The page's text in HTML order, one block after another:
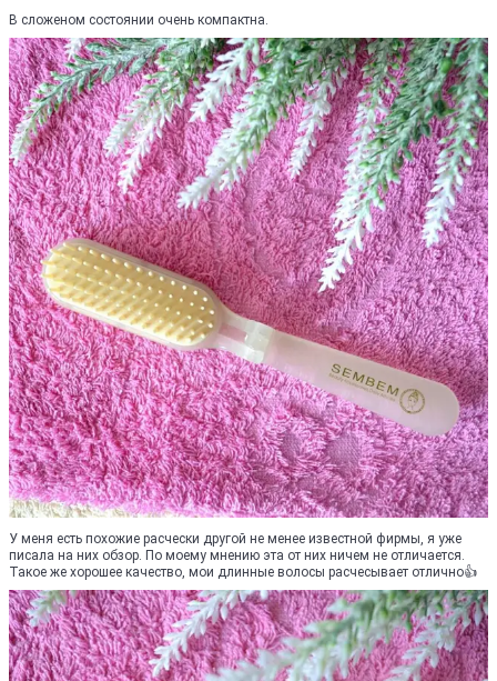
В сложеном состоянии очень компактна.
У меня есть похожие расчески другой не менее известной фирмы, я уже
писала на них обзор. По моему мнению эта от них ничем не отличается.
Такое же хорошее качество, мои длинные волосы расчесывает отлично👍